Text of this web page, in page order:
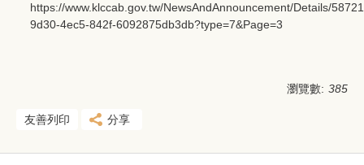
https://www.klccab.gov.tw/NewsAndAnnouncement/Details/
9d30-4ec5-842f-6092875db3db?type=7&Page=3
瀏覽數: 385
友善列印 分享